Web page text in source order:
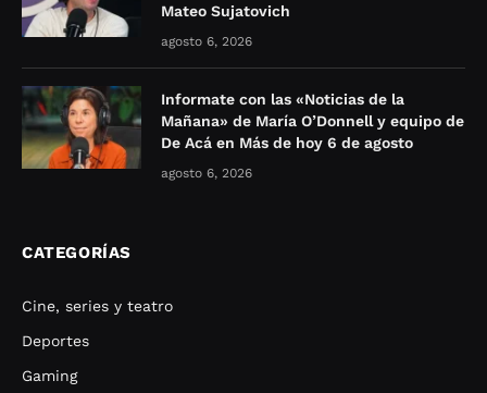
Mateo Sujatovich
agosto 6, 2026
Informate con las «Noticias de la
Mañana» de María O’Donnell y equipo de
De Acá en Más de hoy 6 de agosto
agosto 6, 2026
CATEGORÍAS
Cine, series y teatro
Deportes
Gaming